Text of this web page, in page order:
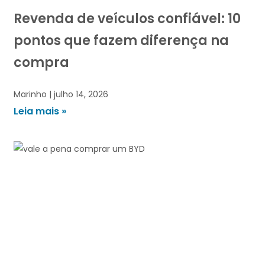
Revenda de veículos confiável: 10
pontos que fazem diferença na
compra
Marinho julho 14, 2026
Leia mais »